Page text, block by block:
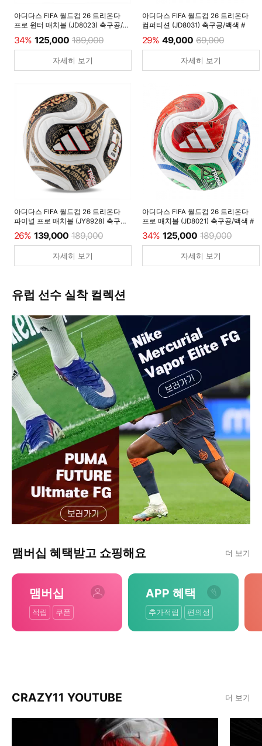
아디다스 FIFA 월드컵 26 트리온다
프로 윈터 매치볼 (JD8023) 축구공/
34% 125,000 189,000
자세히 보기
아디다스 FIFA 월드컵 26 트리온다
컴퍼티션 (JD8031) 축구공/백색 #
29% 49,000 69,000
자세히 보기
아디다스 FIFA 월드컵 26 트리온다
파이널 프로 매치볼 (JY8928) 축구공/
26% 139,000 189,000
자세히 보기
아디다스 FIFA 월드컵 26 트리온다
프로 매치볼 (JD8021) 축구공/백색 #
34% 125,000 189,000
자세히 보기
유럽 선수 실착 컬렉션
맴버십 혜택받고 쇼핑해요 더 보기
맴버십
적립 쿠폰
APP 혜택
추가적립 편의성
CRAZY11 YOUTUBE 더 보기